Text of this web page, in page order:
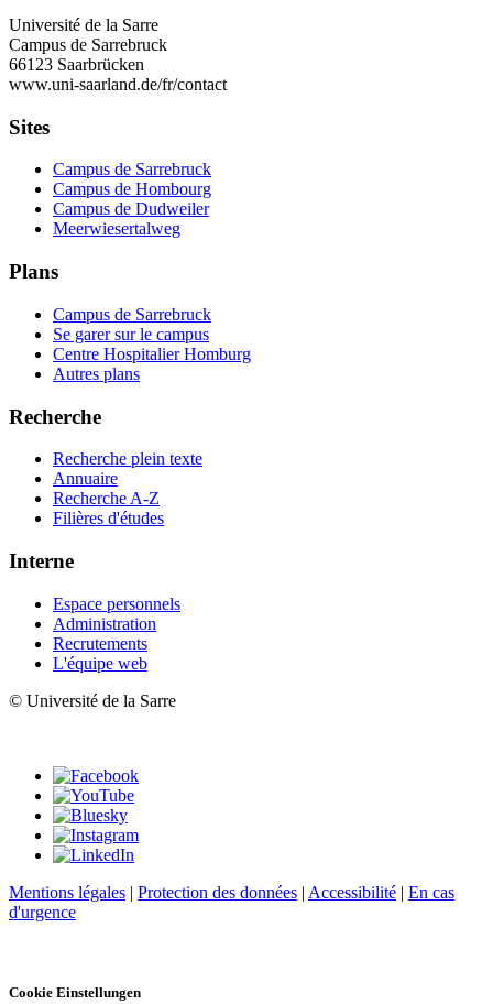
Université de la Sarre
Campus de Sarrebruck
66123 Saarbrücken
www.uni-saarland.de/fr/contact
Sites
Campus de Sarrebruck
Campus de Hombourg
Campus de Dudweiler
Meerwiesertalweg
Plans
Campus de Sarrebruck
Se garer sur le campus
Centre Hospitalier Homburg
Autres plans
Recherche
Recherche plein texte
Annuaire
Recherche A-Z
Filières d'études
Interne
Espace personnels
Administration
Recrutements
L'équipe web
© Université de la Sarre
Mentions légales | Protection des données | Accessibilité | En cas
d'urgence
Cookie Einstellungen